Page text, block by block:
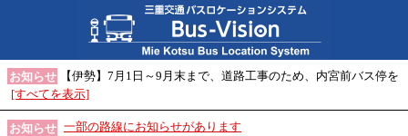
お知らせ
【伊勢】7月1日～9月末まで、道路工事のため、内宮前バス停を
[すべてを表示]
お知らせ 一部の路線にお知らせがあります